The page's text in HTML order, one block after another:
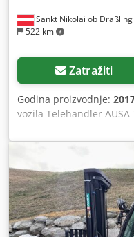
Sankt Nikolai ob Draßling
522 km
Zatražiti
Godina proizvodnje:
vozila Telehandler
GODINE. 2017 prema
podizanja 3 tone Visina
Kubota Turbo Motor
2,02 mm - Incl. zgrabi
Viljuška za palete -
kočije -Toиak - 3 režima
Odmah spremni za
legalni NL Prodajna